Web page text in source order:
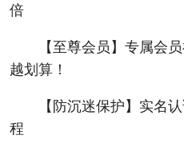
倍
【至尊会员】专属会
越划算！
【防沉迷保护】实名
程